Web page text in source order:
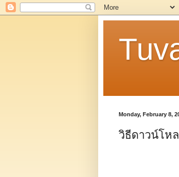
Monday, February 8,
วิธีดาวน์โห